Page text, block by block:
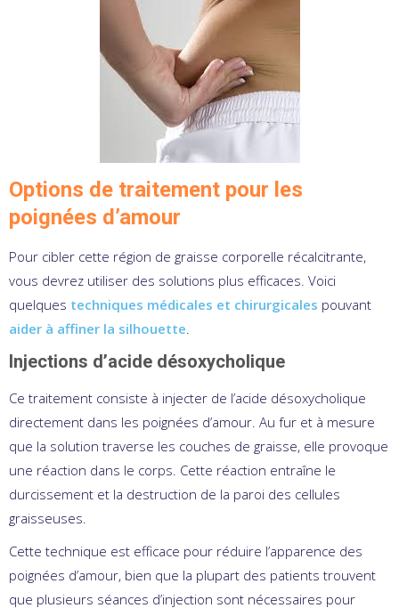
Options de traitement pour les
poignées d’amour
Pour cibler cette région de graisse corporelle récalcitrante,
vous devrez utiliser des solutions plus efficaces. Voici
quelques techniques médicales et chirurgicales pouvant
aider à affiner la silhouette.
Injections d’acide désoxycholique
Ce traitement consiste à injecter de l’acide désoxycholique
directement dans les poignées d’amour. Au fur et à mesure
que la solution traverse les couches de graisse, elle provoque
une réaction dans le corps. Cette réaction entraîne le
durcissement et la destruction de la paroi des cellules
graisseuses.
Cette technique est efficace pour réduire l’apparence des
poignées d’amour, bien que la plupart des patients trouvent
que plusieurs séances d’injection sont nécessaires pour